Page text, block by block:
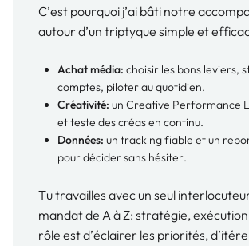
C’est pourquoi j’ai bâti notre
autour d’un triptyque simple et
Achat média: choisir les bons leviers,
comptes, piloter au quotidien.
Créativité: un Creative Performance
et teste des créas en continu.
Données: un tracking fiable et un
pour décider sans hésiter.
Tu travailles avec un seul
mandat de A à Z: stratégie,
rôle est d’éclairer les priorités,
PIERRE LÉVESQUE
PDG@VitrXpert
Marek a parfaitement compris nos
complexités de notre modèle d’affaires. Il
les campagnes en fonction des
notre industrie, ce qui n’est pas toujours
Avec son approche proactive ainsi que ses
recommandations, nous avons pu